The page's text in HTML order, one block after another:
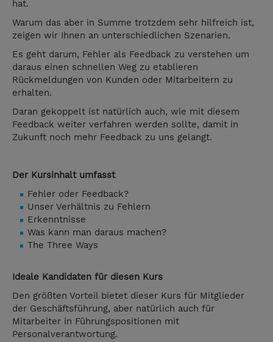
hat.
Warum das aber in Summe trotzdem sehr hilfreich ist,
zeigen wir Ihnen an unterschiedlichen Szenarien.
Es geht darum, Fehler als Feedback zu verstehen um
daraus einen schnellen Weg zu etablieren
Rückmeldungen von Kunden oder Mitarbeitern zu
erhalten.
Daran gekoppelt ist natürlich auch, wie mit diesem
Feedback weiter verfahren werden sollte, damit in
Zukunft noch mehr Feedback zu uns gelangt.
Der Kursinhalt umfasst
Fehler oder Feedback?
Unser Verhältnis zu Fehlern
Erkenntnisse
Was kann man daraus machen?
The Three Ways
Ideale Kandidaten für diesen Kurs
Den größten Vorteil bietet dieser Kurs für Mitglieder
der Geschäftsführung, aber natürlich auch für
Mitarbeiter in Führungspositionen mit
Personalverantwortung.